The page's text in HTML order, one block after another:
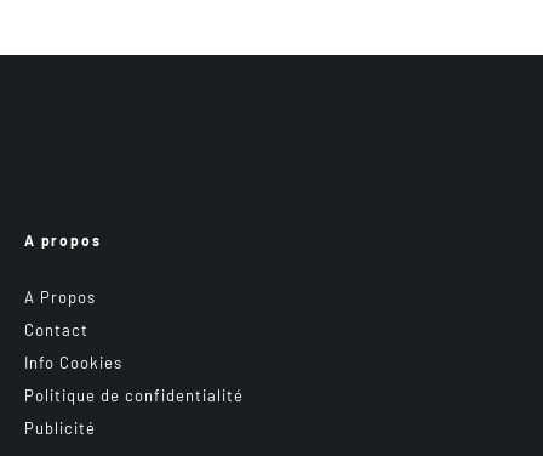
A propos
A Propos
Contact
Info Cookies
Politique de confidentialité
Publicité